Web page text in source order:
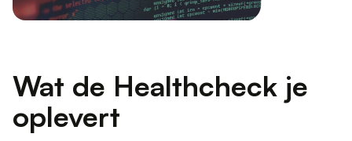
Wat de Healthcheck je
oplevert